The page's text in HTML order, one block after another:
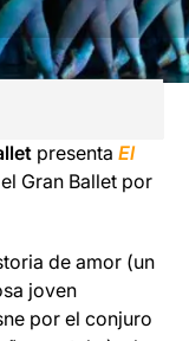
presenta El
Gran Ballet por
de amor (un
joven
por el conjuro